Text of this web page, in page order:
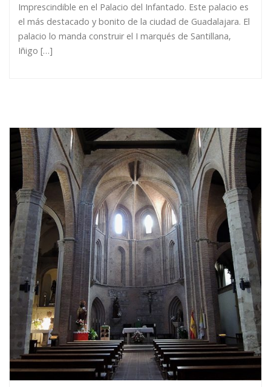
Imprescindible en el Palacio del Infantado. Este palacio es
el más destacado y bonito de la ciudad de Guadalajara. El
palacio lo manda construir el I marqués de Santillana,
Iñigo […]